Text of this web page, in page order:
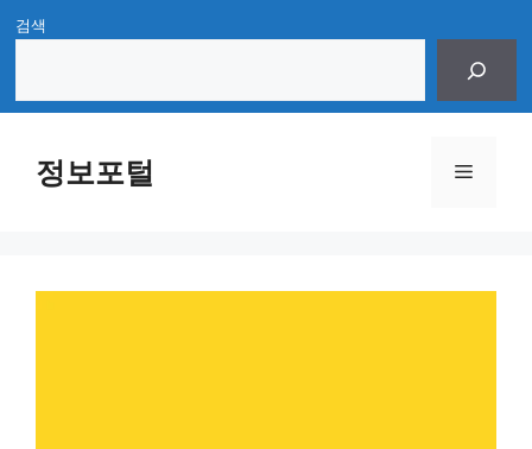
Skip
content
검색
정보포털 Menu